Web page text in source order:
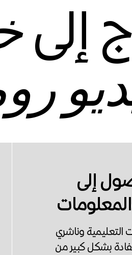
إلى
إلى
وناشري
بشكل كبير من